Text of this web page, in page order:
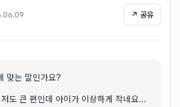
↗ 공유
맞는 말인가요?
도 큰 편인데 아이가 이상하게 작네요...